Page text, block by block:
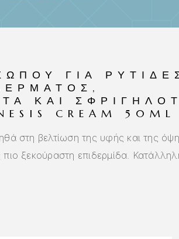
ΓΙΑ
ΚΑΙ
CREAM 50ML
στη βελτίωση της υφής και της
ξεκούραστη επιδερμίδα.